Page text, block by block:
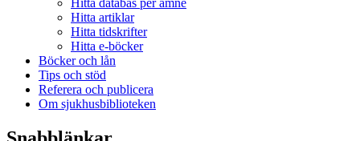
Hitta artiklar
Hitta tidskrifter
Hitta e-böcker
Böcker och lån
Tips och stöd
Referera och publicera
Om sjukhusbiblioteken